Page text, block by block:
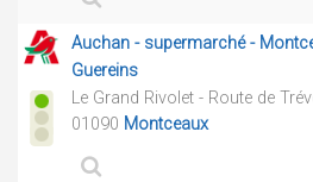
Auchan - supermarché -
Guereins
Le Grand Rivolet - Route de
01090 Montceaux